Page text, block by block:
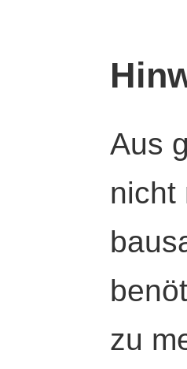
Aus
nicht
zu